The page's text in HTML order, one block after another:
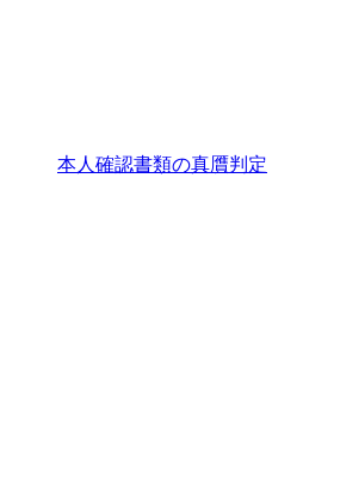
本人確認書類の真贋判定